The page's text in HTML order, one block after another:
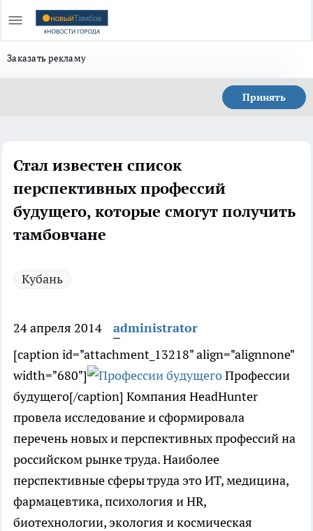
Заказать рекламу
Принять
Стал известен список
перспективных профессий
будущего, которые смогут получить
тамбовчане
Кубань
24 апреля 2014
administrator
[caption id="attachment_13218" align="alignnone"
width="680"]
Профессии
будущего[/caption] Компания HeadHunter
провела исследование и сформировала
перечень новых и перспективных профессий на
российском рынке труда. Наиболее
перспективные сферы труда это ИТ, медицина,
фармацевтика, психология и HR,
биотехнологии, экология и космическая